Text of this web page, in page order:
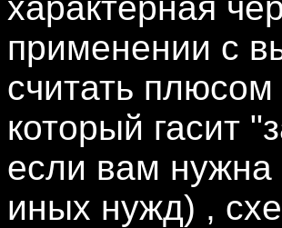
применении с
считать
который гасит
если вам нужна
иных нужд) ,